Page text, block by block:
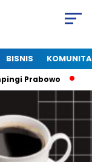
BISNIS
Prabowo